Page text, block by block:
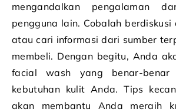
mengandalkan pengalaman
pengguna lain. Cobalah
atau cari informasi dari sumber
membeli. Dengan begitu, Anda
facial wash yang benar-benar
kebutuhan kulit Anda. Tips
akan membantu Anda meraih